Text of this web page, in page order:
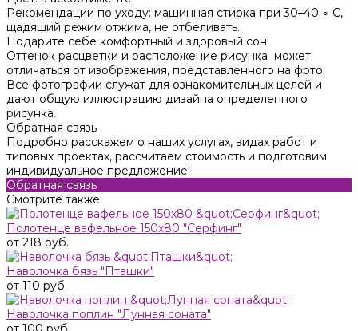
Рекомендации по уходу: машинная стирка при 30–40 ∘ C,
щадящий режим отжима, не отбеливать.
Подарите себе комфортный и здоровый сон!
Оттенок расцветки и расположение рисунка может
отличаться от изображения, представленного на фото.
Все фотографии служат для ознакомительных целей и
дают общую иллюстрацию дизайна определенного
рисунка.
Обратная связь
Подробно расскажем о наших услугах, видах работ и
типовых проектах, рассчитаем стоимость и подготовим
индивидуальное предложение!
Обратная связь
Смотрите также
Полотенце вафельное 150х80 "Серфинг"
от 218 руб.
Наволочка бязь "Пташки"
от 110 руб.
Наволочка поплин "Лунная соната"